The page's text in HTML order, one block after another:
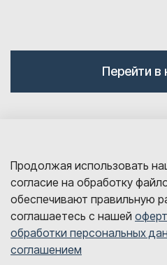
Перейти в
sales@detalink.ru
8 800 700-06-67
Продолжая использовать
согласие на обработку
обеспечивают правильную
соглашаетесь с нашей
обработки персональных
соглашением